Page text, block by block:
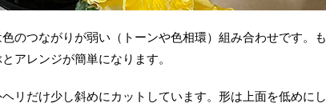
のつながりが弱い（トーンや色相環）組み合わせです。も
アレンジが簡単になります。
リだけ少し斜めにカットしています。形は上面を低めにし